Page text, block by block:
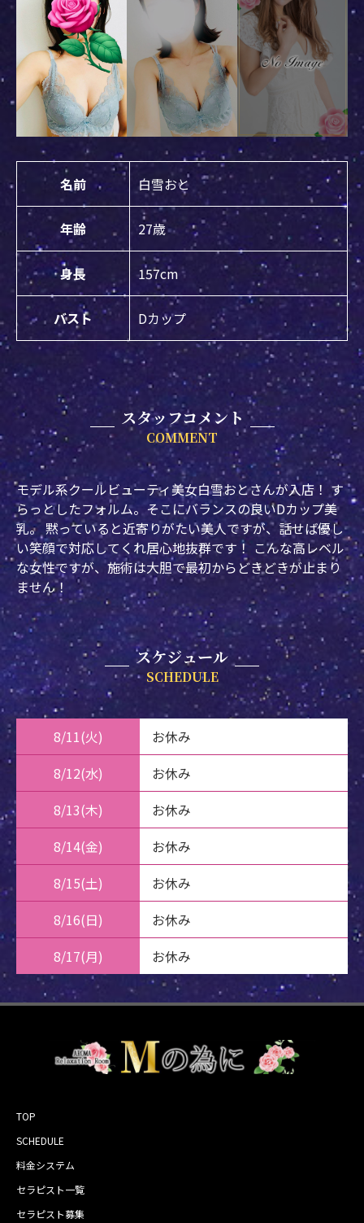
名前 白雪おと
年齢 27歳
身長 157cm
バスト Dカップ
スタッフコメント
COMMENT
モデル系クールビューティ美女白雪おとさんが入店！ す
らっとしたフォルム。そこにバランスの良いDカップ美
乳。 黙っていると近寄りがたい美人ですが、話せば優し
い笑顔で対応してくれ居心地抜群です！ こんな高レベル
な女性ですが、施術は大胆で最初からどきどきが止まり
ません！
スケジュール
SCHEDULE
8/11(火)
お休み
8/12(水)
お休み
8/13(木)
お休み
8/14(金)
お休み
8/15(土)
お休み
8/16(日)
お休み
8/17(月)
お休み
TOP
SCHEDULE
料金システム
セラピスト一覧
セラピスト募集